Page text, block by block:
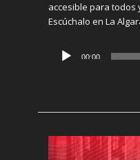
accesible para todos
Escúchalo en La
Reproductor
00:00